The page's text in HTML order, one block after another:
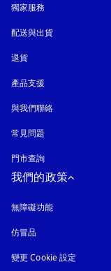
獨家服務
配送與出貨
退貨
產品支援
與我們聯絡
常見問題
門市查詢
我們的政策
無障礙功能
仿冒品
變更 Cookie 設定